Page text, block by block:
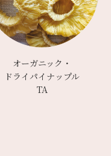
オーガニック・
ドライパイナップル
TA